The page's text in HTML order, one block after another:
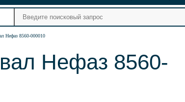
Нефаз 8560-000010
Нефаз 8560-